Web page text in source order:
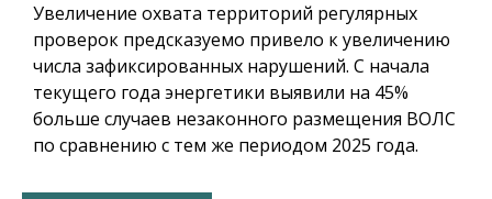
Увеличение охвата территорий регулярных
проверок предсказуемо привело к увеличению
числа зафиксированных нарушений. С начала
текущего года энергетики выявили на 45%
больше случаев незаконного размещения ВОЛС
по сравнению с тем же периодом 2025 года.